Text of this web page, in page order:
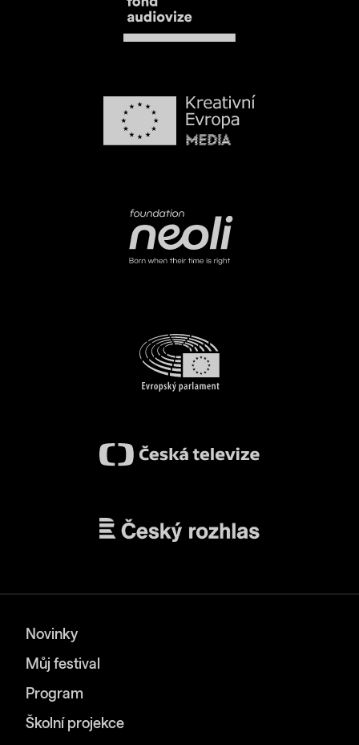
Novinky
Můj festival
Program
Školní projekce